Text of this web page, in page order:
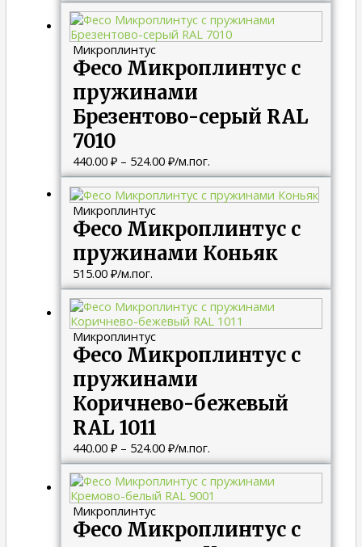
Микроплинтус
Фесо Микроплинтус с
пружинами
Брезентово-серый RAL
7010
440.00 ₽ – 524.00 ₽
Диапазон
цен:
440.00 ₽
524.00 ₽
/м.пог.
Микроплинтус
Фесо Микроплинтус с
пружинами Коньяк
515.00 ₽/м.пог.
Микроплинтус
Фесо Микроплинтус с
пружинами
Коричнево-бежевый
RAL 1011
440.00 ₽ – 524.00 ₽
Диапазон
цен:
440.00 ₽
524.00 ₽
/м.пог.
Микроплинтус
Фесо Микроплинтус с
Диапазон
цен:
440.00 ₽
524.00 ₽